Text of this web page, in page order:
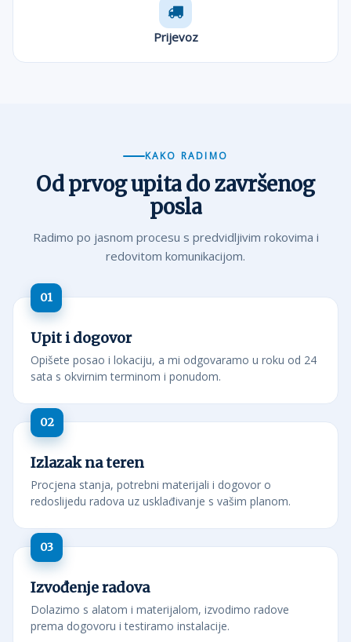
Prijevoz
KAKO RADIMO
Od prvog upita do završenog
posla
Radimo po jasnom procesu s predvidljivim rokovima i
redovitom komunikacijom.
Upit i dogovor
Opišete posao i lokaciju, a mi odgovaramo u roku od 24
sata s okvirnim terminom i ponudom.
Izlazak na teren
Procjena stanja, potrebni materijali i dogovor o
redoslijedu radova uz usklađivanje s vašim planom.
Izvođenje radova
Dolazimo s alatom i materijalom, izvodimo radove
prema dogovoru i testiramo instalacije.